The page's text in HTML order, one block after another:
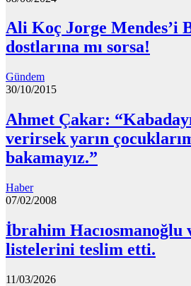
Ali Koç Jorge Mendes’i
dostlarına mı sorsa!
Gündem
30/10/2015
Ahmet Çakar:
verirsek yarın
bakamayız.”
Haber
07/02/2008
İbrahim Hacıosmanoğlu
listelerini teslim etti.
11/03/2026